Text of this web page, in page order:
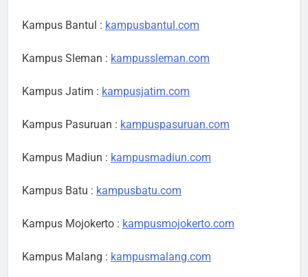
Kampus Bantul : kampusbantul.com
Kampus Sleman : kampussleman.com
Kampus Jatim : kampusjatim.com
Kampus Pasuruan : kampuspasuruan.com
Kampus Madiun : kampusmadiun.com
Kampus Batu : kampusbatu.com
Kampus Mojokerto : kampusmojokerto.com
Kampus Malang : kampusmalang.com